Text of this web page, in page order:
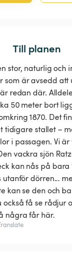
Till planen
stor, naturlig och
som är avsedd att
redan där.
50 meter bort
1870. Det
tidigare stallet –
i passagen. Vi
vackra sjön
kan nås på bara
utanför dörren...
kan se den och
få se rådjur
några får här.